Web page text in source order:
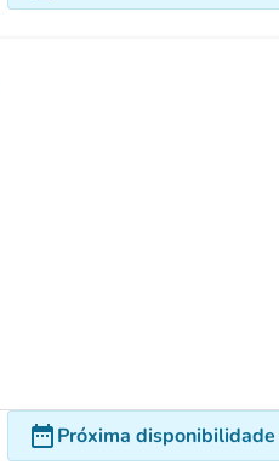
date_rangePróxima disponibilidade